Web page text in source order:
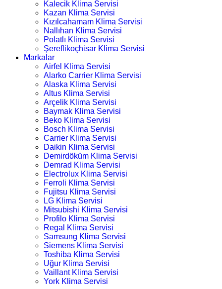
Kalecik Klima Servisi
Kazan Klima Servisi
Kızılcahamam Klima Servisi
Nallıhan Klima Servisi
Polatlı Klima Servisi
Şereflikoçhisar Klima Servisi
Markalar
Airfel Klima Servisi
Alarko Carrier Klima Servisi
Alaska Klima Servisi
Altus Klima Servisi
Arçelik Klima Servisi
Baymak Klima Servisi
Beko Klima Servisi
Bosch Klima Servisi
Carrier Klima Servisi
Daikin Klima Servisi
Demirdöküm Klima Servisi
Demrad Klima Servisi
Electrolux Klima Servisi
Ferroli Klima Servisi
Fujitsu Klima Servisi
LG Klima Servisi
Mitsubishi Klima Servisi
Profilo Klima Servisi
Regal Klima Servisi
Samsung Klima Servisi
Siemens Klima Servisi
Toshiba Klima Servisi
Uğur Klima Servisi
Vaillant Klima Servisi
York Klima Servisi